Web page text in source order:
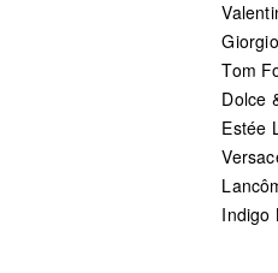
Tom
Dolce
Estée
Indigo